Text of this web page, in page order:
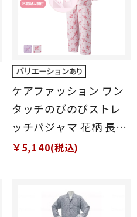
ケアファッション ワン
タッチのびのびストレ
ッチパジャマ 花柄 長袖
女性用 ピンク Sサイズ
￥5,140(税込)